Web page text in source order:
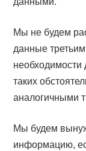
Мы не будем
данные
таких
аналогичными
Мы будем
информацию,